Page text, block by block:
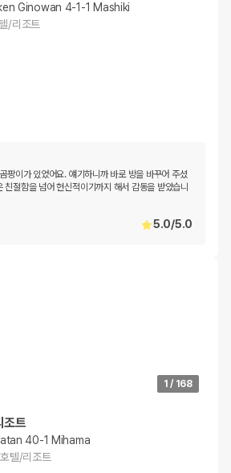
Ginowan 4-1-1 Mashiki
/리조트
팡이가 있었어요. 얘기하니까 바로 방을 바꾸어 주셨
친절함을 넘어 헌신적이기까지 해서 감동을 받았습니
5.0/5.0
1 / 168
조트
40-1 Mihama
호텔/리조트